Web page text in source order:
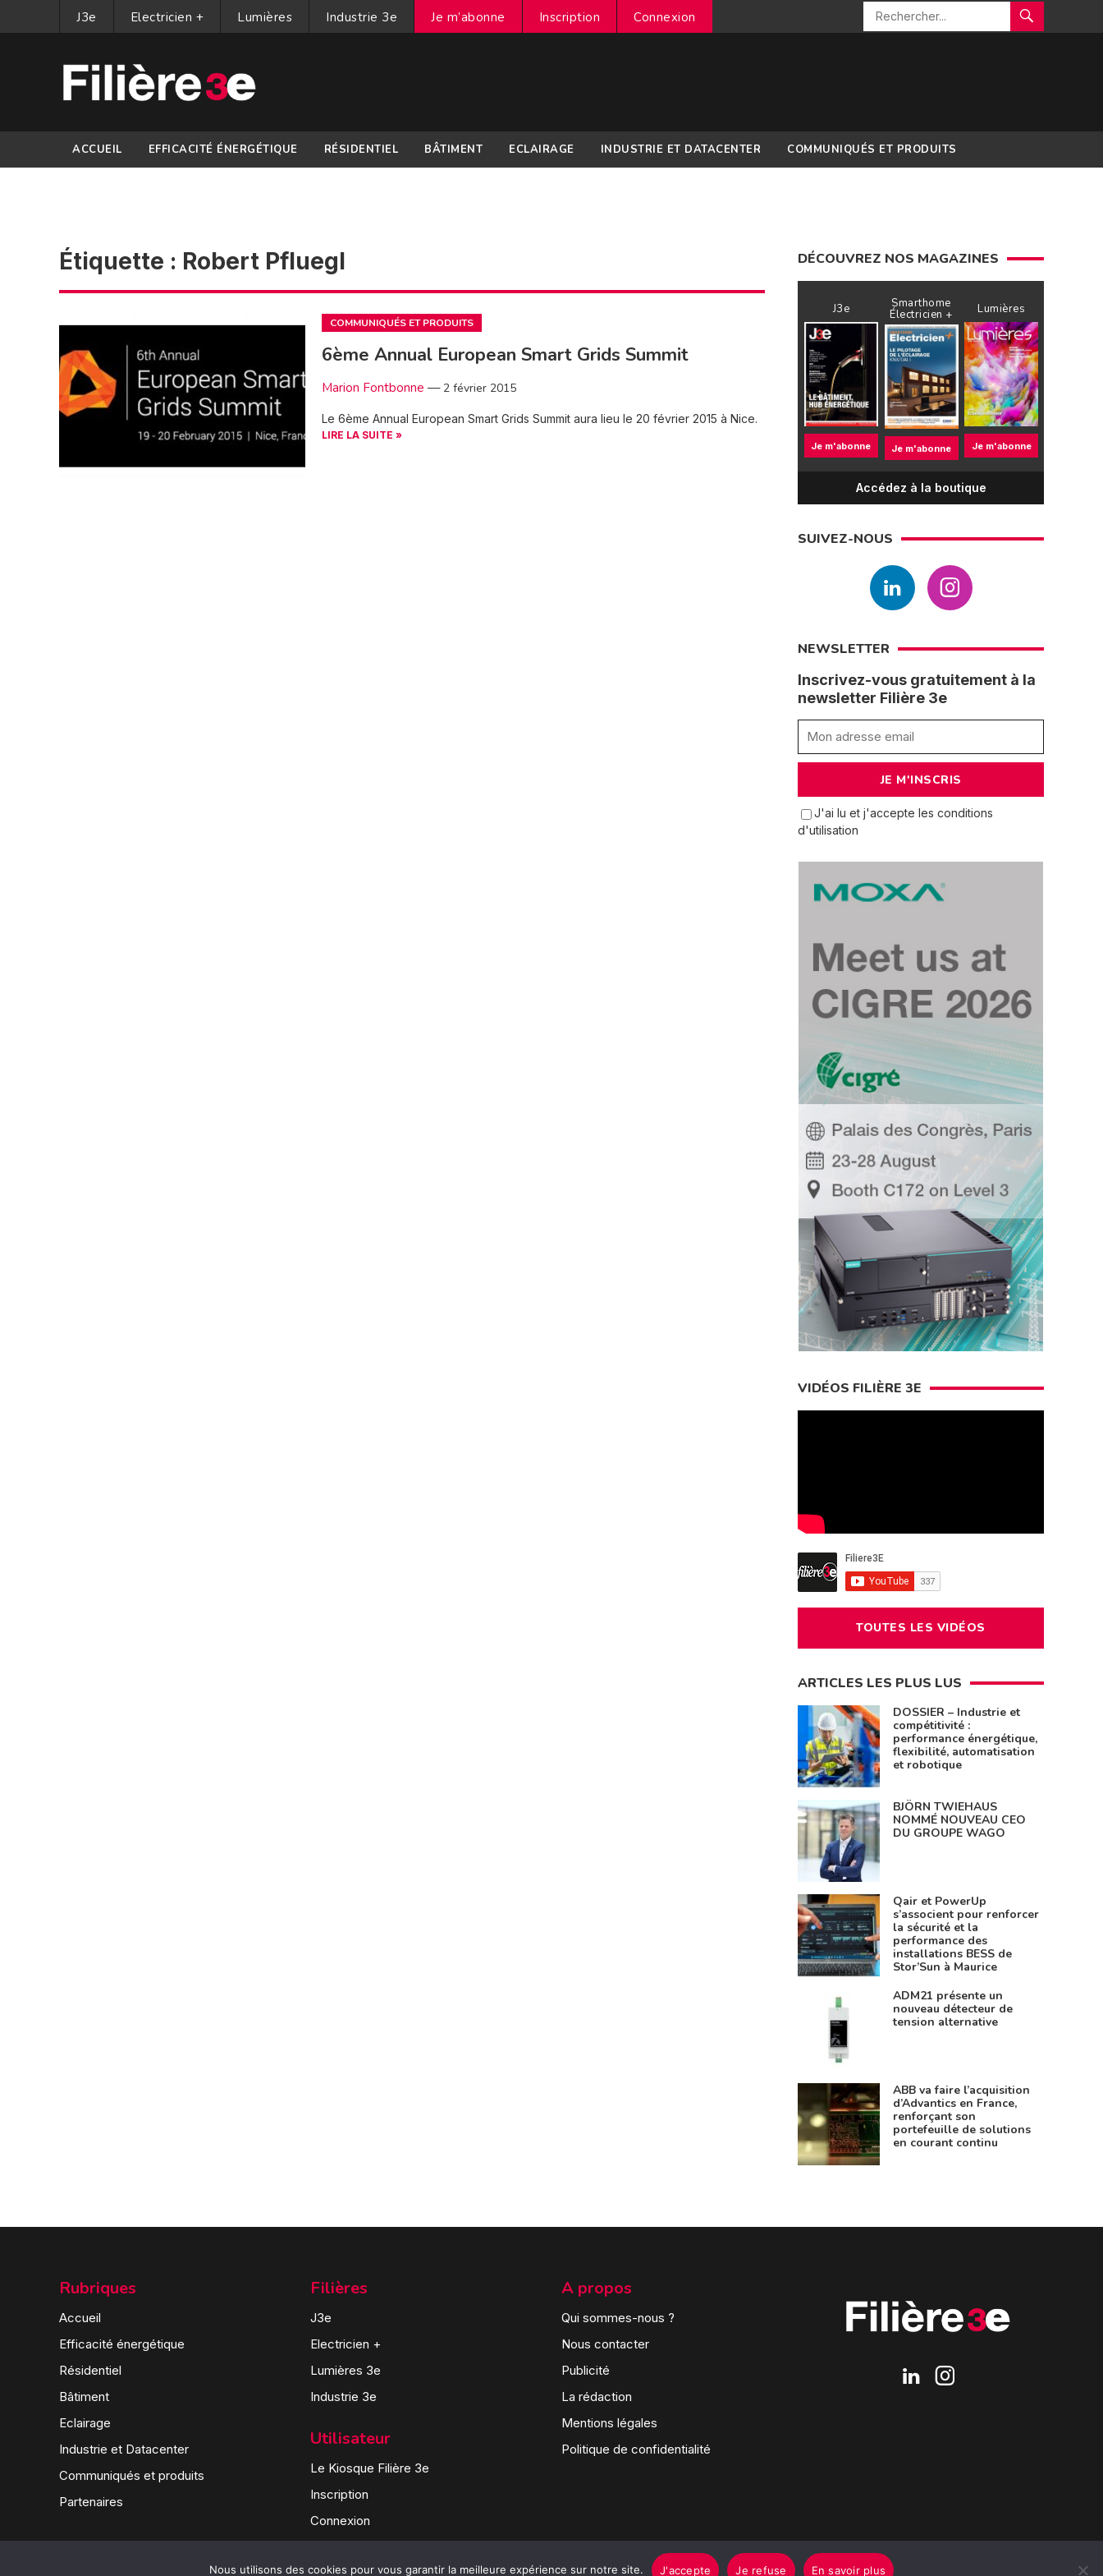
J3e Electricien + Lumières Industrie 3e Je m’abonne Inscription Connexion
ACCUEIL EFFICACITÉ ÉNERGÉTIQUE RÉSIDENTIEL BÂTIMENT ECLAIRAGE INDUSTRIE ET DATACENTER COMMUNIQUÉS ET PRODUITS
Étiquette : Robert Pfluegl
COMMUNIQUÉS ET PRODUITS
6ème Annual European Smart Grids Summit
Marion Fontbonne — 2 février 2015
Le 6ème Annual European Smart Grids Summit aura lieu le 20 février 2015 à Nice.
LIRE LA SUITE »
DÉCOUVREZ NOS MAGAZINES
J3e
Je m'abonne
Smarthome
Électricien +
Je m'abonne
Lumières
Je m'abonne
Accédez à la boutique
SUIVEZ-NOUS
NEWSLETTER
Inscrivez-vous gratuitement à la
newsletter Filière 3e
J'ai lu et j'accepte les conditions
d'utilisation
VIDÉOS FILIÈRE 3E
TOUTES LES VIDÉOS
ARTICLES LES PLUS LUS
DOSSIER – Industrie et
compétitivité :
performance énergétique,
flexibilité, automatisation
et robotique
BJÖRN TWIEHAUS
NOMMÉ NOUVEAU CEO
DU GROUPE WAGO
Qair et PowerUp
s’associent pour renforcer
la sécurité et la
performance des
installations BESS de
Stor’Sun à Maurice
ADM21 présente un
nouveau détecteur de
tension alternative
ABB va faire l’acquisition
d’Advantics en France,
renforçant son
portefeuille de solutions
en courant continu
Rubriques
Accueil
Efficacité énergétique
Résidentiel
Bâtiment
Eclairage
Industrie et Datacenter
Communiqués et produits
Partenaires
Filières
J3e
Electricien +
Lumières 3e
Industrie 3e
Utilisateur
Le Kiosque Filière 3e
Inscription
Connexion
A propos
Qui sommes-nous ?
Nous contacter
Publicité
La rédaction
Mentions légales
Politique de confidentialité
Nous utilisons des cookies pour vous garantir la meilleure expérience sur notre site. J'accepte Je refuse En savoir plus